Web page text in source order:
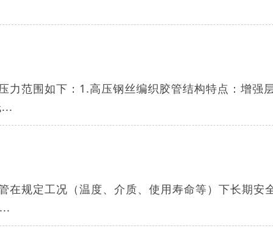
力范围如下：1.高压钢丝编织胶管结构特点：增强
在规定工况（温度、介质、使用寿命等）下长期安